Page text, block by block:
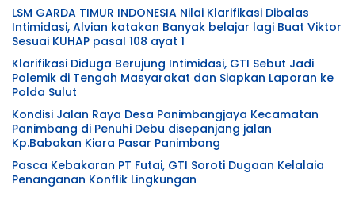
LSM GARDA TIMUR INDONESIA Nilai Klarifikasi Dibalas
Intimidasi, Alvian katakan Banyak belajar lagi Buat Viktor
Sesuai KUHAP pasal 108 ayat 1
Klarifikasi Diduga Berujung Intimidasi, GTI Sebut Jadi
Polemik di Tengah Masyarakat dan Siapkan Laporan ke
Polda Sulut
Kondisi Jalan Raya Desa Panimbangjaya Kecamatan
Panimbang di Penuhi Debu disepanjang jalan
Kp.Babakan Kiara Pasar Panimbang
Pasca Kebakaran PT Futai, GTI Soroti Dugaan Kelalaia
Penanganan Konflik Lingkungan